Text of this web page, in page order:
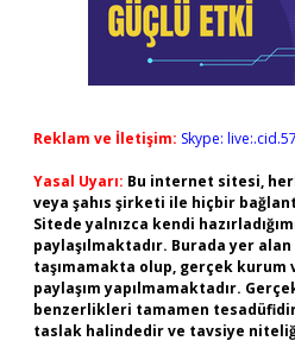
Reklam ve İletişim: Skype:
Yasal Uyarı: Bu internet sitesi,
veya şahıs şirketi ile hiçbir
Sitede yalnızca kendi
paylaşılmaktadır. Burada yer
taşımamakta olup, gerçek kurum
paylaşım yapılmamaktadır.
benzerlikleri tamamen
taslak halindedir ve tavsiye